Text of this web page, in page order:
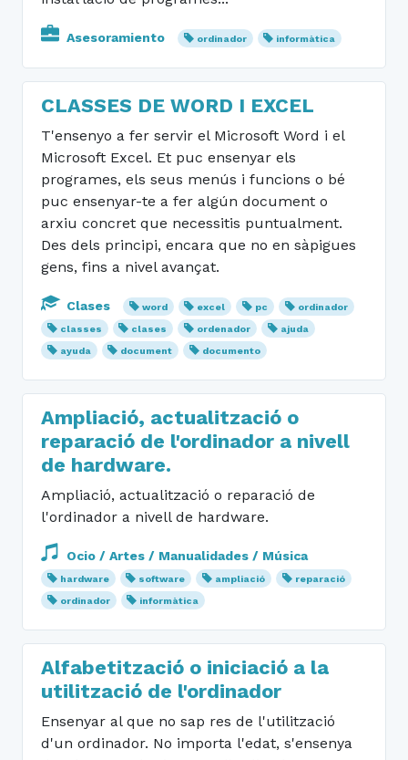
Asesoramiento ordinador informàtica
CLASSES DE WORD I EXCEL
T'ensenyo a fer servir el Microsoft Word i el
Microsoft Excel. Et puc ensenyar els
programes, els seus menús i funcions o bé
puc ensenyar-te a fer algún document o
arxiu concret que necessitis puntualment.
Des dels principi, encara que no en sàpigues
gens, fins a nivel avançat.
Clases word excel pc
ordinador
classes
clases ordenador
ajuda
ayuda
document documento
Ampliació, actualització o
reparació de l'ordinador a nivell
de hardware.
Ampliació, actualització o reparació de
l'ordinador a nivell de hardware.
Ocio / Artes / Manualidades / Música
hardware software ampliació
reparació
ordinador
informàtica
Alfabetització o iniciació a la
utilització de l'ordinador
Ensenyar al que no sap res de l'utilització
d'un ordinador. No importa l'edat, s'ensenya